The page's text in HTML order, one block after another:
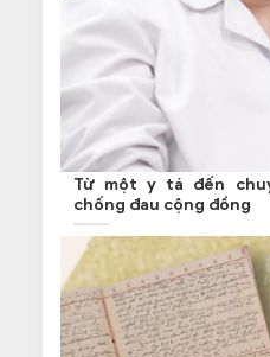
Từ một y tá đến
chống đau cộng đồng